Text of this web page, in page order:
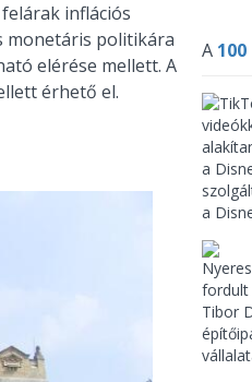
inflációs
monetáris politikára
elérése mellett. A
érhető el.
A 100